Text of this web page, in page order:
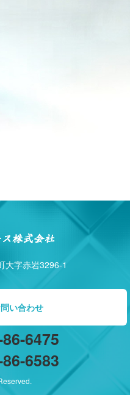
大字赤岩3296-1
い合わせ
6475
6583